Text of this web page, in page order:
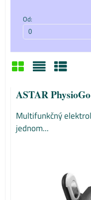
Od:
ASTAR
Multifunkčný
jednom...